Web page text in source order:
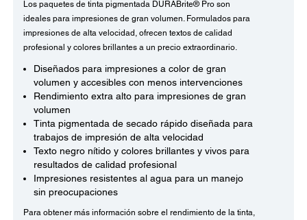
Los paquetes de tinta pigmentada DURABrite® Pro son
ideales para impresiones de gran volumen. Formulados para
impresiones de alta velocidad, ofrecen textos de calidad
profesional y colores brillantes a un precio extraordinario.
Diseñados para impresiones a color de gran
volumen y accesibles con menos intervenciones
Rendimiento extra alto para impresiones de gran
volumen
Tinta pigmentada de secado rápido diseñada para
trabajos de impresión de alta velocidad
Texto negro nítido y colores brillantes y vivos para
resultados de calidad profesional
Impresiones resistentes al agua para un manejo
sin preocupaciones
Para obtener más información sobre el rendimiento de la tinta,